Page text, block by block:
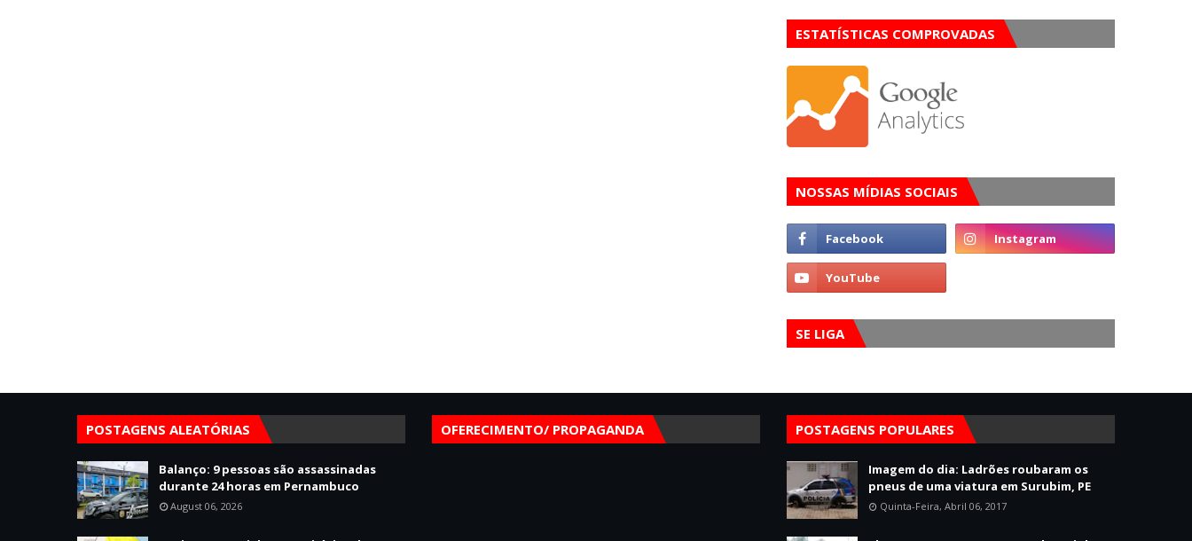
ESTATÍSTICAS COMPROVADAS
NOSSAS MÍDIAS SOCIAIS
SE LIGA
POSTAGENS ALEATÓRIAS
Balanço: 9 pessoas são assassinadas
durante 24 horas em Pernambuco
August 06, 2026
OFERECIMENTO/ PROPAGANDA POSTAGENS POPULARES
Imagem do dia: Ladrões roubaram os
pneus de uma viatura em Surubim, PE
Quinta-Feira, Abril 06, 2017